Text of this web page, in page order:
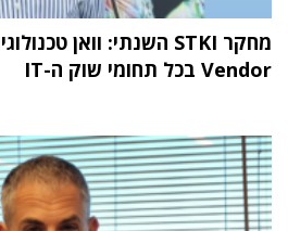
Vendor בכל תחומי שוק ה-IT